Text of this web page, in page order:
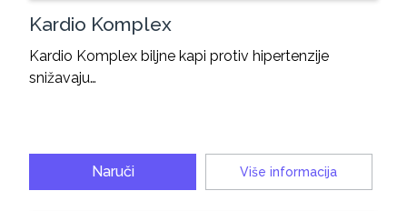
Kardio Komplex
Kardio Komplex biljne kapi protiv hipertenzije
snižavaju…
Naruči Više informacija